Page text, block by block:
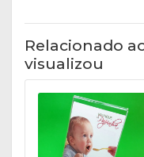
Relacionado
visualizou